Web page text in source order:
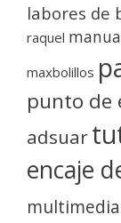
labores de
raquel
maxbolillos
punto de
adsuar
encaje
multimedia